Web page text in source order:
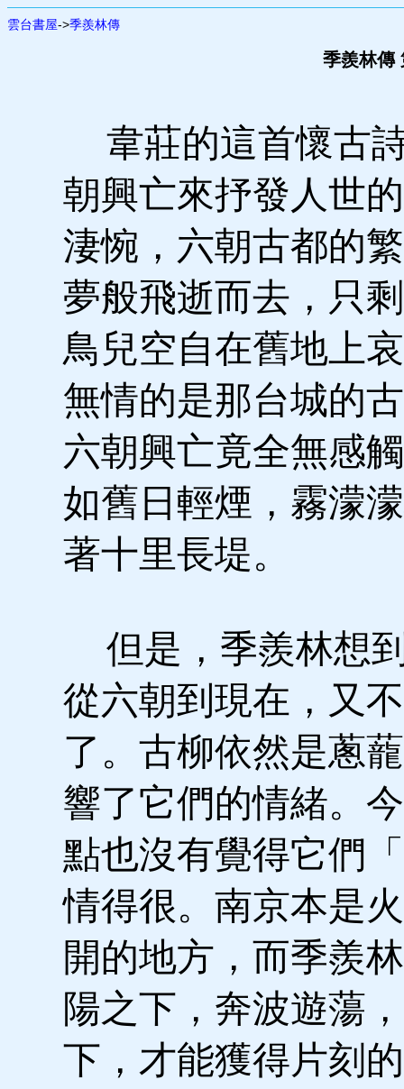
雲台書屋->季羨林傳
季羨林傳
韋莊的這首懷古
朝興亡來抒發人世
淒惋，六朝古都的
夢般飛逝而去，只
鳥兒空自在舊地上
無情的是那台城的
六朝興亡竟全無感
如舊日輕煙，霧濛
著十里長堤。
但是，季羨林想
從六朝到現在，又
了。古柳依然是蔥
響了它們的情緒。
點也沒有覺得它們
情得很。南京本是
開的地方，而季羨
陽之下，奔波遊蕩
下，才能獲得片刻